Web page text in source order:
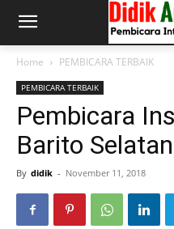
Home PEMBICARA TERBAIK
PEMBICARA TERBAIK
Pembicara
Barito
By didik - November 11, 2018